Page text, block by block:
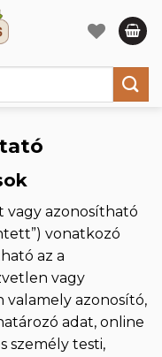
vagy azonosítható
vonatkozó
az a
vagy
azonosító,
adat, online
személy testi,